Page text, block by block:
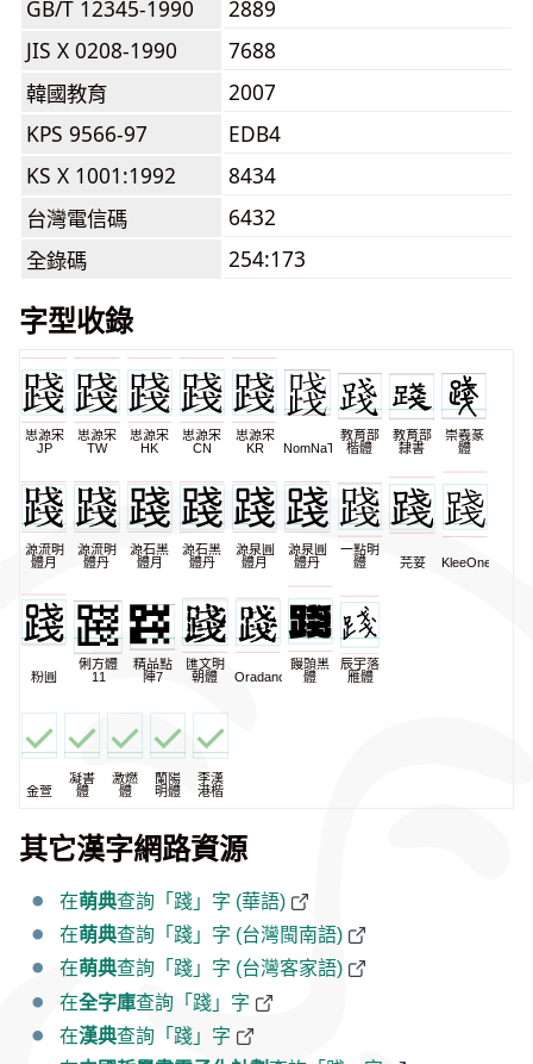
GB/T 12345-1990
2889
JIS X 0208-1990
7688
韓國教育
2007
KPS 9566-97
EDB4
KS X 1001:1992
8434
台灣電信碼
6432
全錄碼
254:173
字型收錄
思源宋
JP
思源宋
TW
思源宋
HK
思源宋
CN
思源宋
KR
NomNaTong
教育部
楷體
教育部
隸書
崇羲篆
體
源流明
體月
源流明
體丹
源石黑
體月
源石黑
體丹
源泉圓
體月
源泉圓
體丹
一點明
體
芫荽 KleeOne
粉圓
俐方體
11
精品點
陣7
匯文明
朝體
Oradano
饅頭黑
體
辰宇落
雁體
金萱
凝書
體
激燃
體
蘭陽
明體
李漢
港楷
其它漢字網路資源
在萌典查詢「踐」字 (華語)
在萌典查詢「踐」字 (台灣閩南語)
在萌典查詢「踐」字 (台灣客家語)
在全字庫查詢「踐」字
在漢典查詢「踐」字